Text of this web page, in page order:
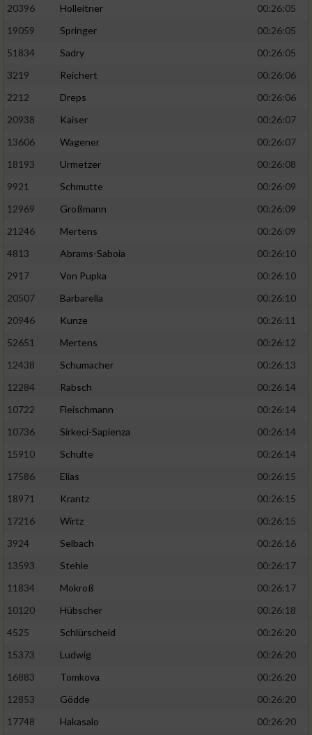
20396
Holleitner
00:26:05
19059
Springer
00:26:05
51834
Sadry
00:26:05
3219
Reichert
00:26:06
2212
Dreps
00:26:06
20938
Kaiser
00:26:07
13606
Wagener
00:26:07
18193
Urmetzer
00:26:08
9921
Schmutte
00:26:09
12969
Großmann
00:26:09
21246
Mertens
00:26:09
4813
Abrams-Saboia
00:26:10
2917
Von Pupka
00:26:10
20507
Barbarella
00:26:10
20946
Kunze
00:26:11
52651
Mertens
00:26:12
12438
Schumacher
00:26:13
12284
Rabsch
00:26:14
10722
Fleischmann
00:26:14
10736
Sirkeci-Sapienza
00:26:14
15910
Schulte
00:26:14
17586
Elias
00:26:15
18971
Krantz
00:26:15
17216
Wirtz
00:26:15
3924
Selbach
00:26:16
13593
Stehle
00:26:17
11834
Mokroß
00:26:17
10120
Hübscher
00:26:18
4525
Schlürscheid
00:26:20
15373
Ludwig
00:26:20
16883
Tomkova
00:26:20
12853
Gödde
00:26:20
17748
Hakasalo
00:26:20